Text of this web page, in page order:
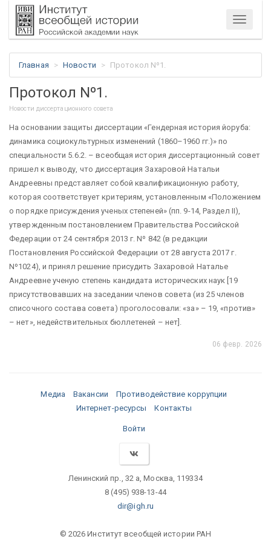
Меню
Главная Новости Протокол Nº1.
Протокол Nº1.
Новости диссертационного совета
На основании защиты диссертации «Гендерная история йоруба:
динамика социокультурных изменений (1860–1960 гг.)» по
специальности 5.6.2. – всеобщая история диссертационный совет
пришел к выводу, что диссертация Захаровой Натальи
Андреевны представляет собой квалификационную работу,
которая соответствует критериям, установленным «Положением
о порядке присуждения ученых степеней» (пп. 9-14, Раздел II),
утвержденным постановлением Правительства Российской
Федерации от 24 сентября 2013 г. Nº 842 (в редакции
Постановления Российской Федерации от 28 августа 2017 г.
Nº1024), и принял решение присудить Захаровой Наталье
Андреевне ученую степень кандидата исторических наук [19
присутствовавших на заседании членов совета (из 25 членов
списочного состава совета) проголосовали: «за» – 19, «против»
– нет», недействительных бюллетеней – нет].
06 февр. 2026
Медиа Вакансии
Противодействие коррупции
Интернет-ресурсы
Контакты
Войти
Ленинский пр., 32 а, Москва, 119334
8 (495) 938-13-44
dir@igh.ru
© 2026 Институт всеобщей истории РАН